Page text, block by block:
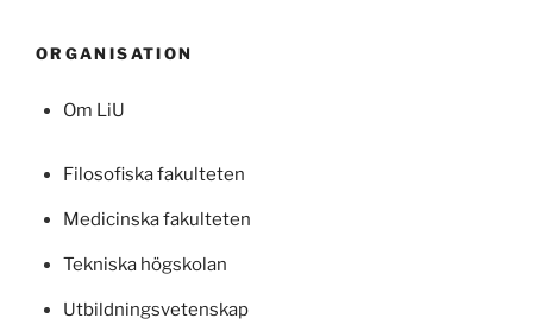
ORGANISATION
Om LiU
Filosofiska fakulteten
Medicinska fakulteten
Tekniska högskolan
Utbildningsvetenskap